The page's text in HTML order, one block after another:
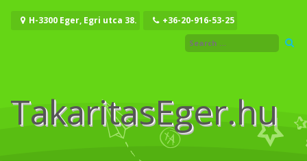
H-3300 Eger, Egri utca 38. +36-20-916-53-25
TakaritasEger.hu